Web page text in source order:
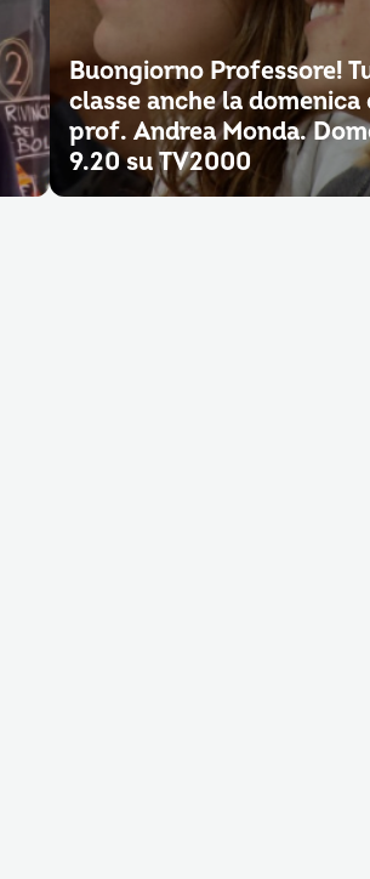
Buongiorno Professore!
classe anche la domenica
prof. Andrea Monda.
9.20 su TV2000